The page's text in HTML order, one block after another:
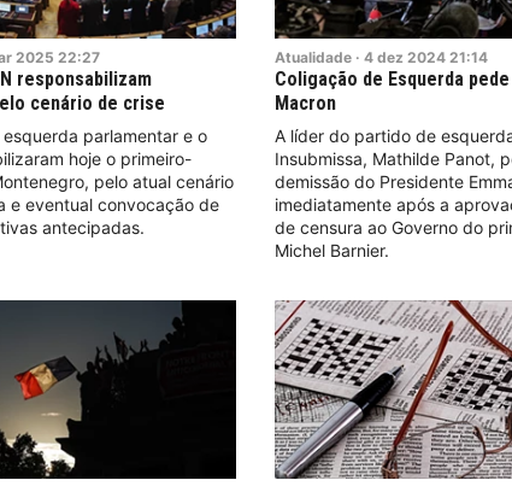
2025 22:27
responsabilizam
cenário de crise
parlamentar e o
hoje o primeiro-
pelo atual cenário
e eventual convocação de
antecipadas.
Atualidade · 4 dez 2024 21:14
Coligação de Esquerda
Macron
A líder do partido de
Insubmissa, Mathilde Panot,
demissão do Presidente
imediatamente após a
de censura ao Governo do
Michel Barnier.